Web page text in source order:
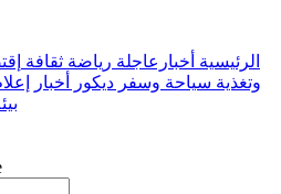
الرئيسية أخبارعاجلة رياضة ثقافة
وتغذية سياحة وسفر ديكور أخبار